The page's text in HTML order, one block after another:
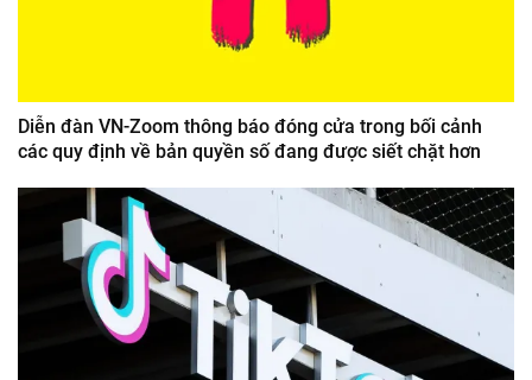
Diễn đàn VN-Zoom thông báo đóng cửa trong bối cảnh
các quy định về bản quyền số đang được siết chặt hơn